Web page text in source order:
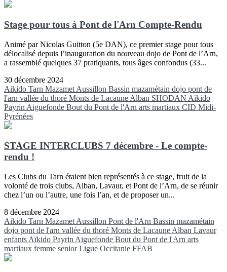
Stage pour tous à Pont de l'Arn Compte-Rendu
Animé par Nicolas Guitton (5e DAN), ce premier stage pour tous
délocalisé depuis l’inauguration du nouveau dojo de Pont de l’Arn,
a rassemblé quelques 37 pratiquants, tous âges confondus (33...
30 décembre 2024
Aikido Tarn Mazamet Aussillon Bassin mazamétain dojo pont de
l'arn vallée du thoré Monts de Lacaune Alban SHODAN Aïkido
Payrin Aiguefonde Bout du Pont de l'Arn arts martiaux CID Midi-
Pyrénées
STAGE INTERCLUBS 7 décembre - Le compte-
rendu !
Les Clubs du Tarn étaient bien représentés à ce stage, fruit de la
volonté de trois clubs, Alban, Lavaur, et Pont de l’Arn, de se réunir
chez l’un ou l’autre, une fois l’an, et de proposer un...
8 décembre 2024
Aikido Tarn Mazamet Aussillon Pont de l'Arn Bassin mazamétain
dojo pont de l'arn vallée du thoré Monts de Lacaune Alban Lavaur
enfants Aïkido Payrin Aiguefonde Bout du Pont de l'Arn arts
martiaux femme seniorLigue Occitanie FFAB